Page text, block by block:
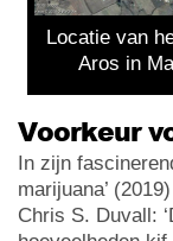
Locatie van
Aros in
Voorkeur
In zijn
marijuana’
Chris S. Duvall: